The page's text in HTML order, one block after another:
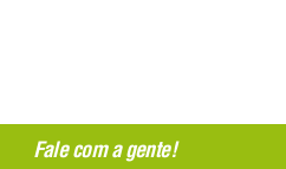
Fale com a gente!